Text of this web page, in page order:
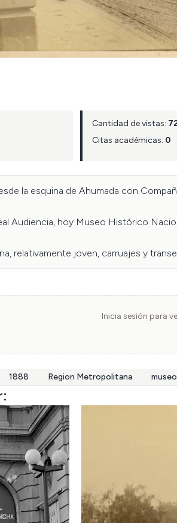
Cantidad de vistas:
Citas académicas: 0
la esquina de Ahumada con
Audiencia, hoy Museo Histórico
relativamente joven, carruajes y
Inicia sesión para
1888 Region Metropolitana